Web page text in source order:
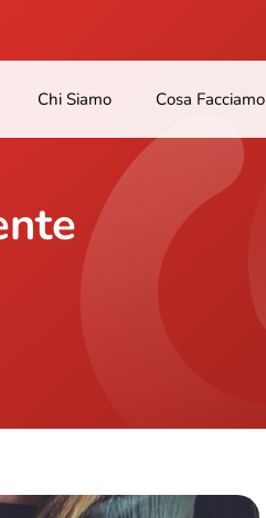
Chi Siamo Cosa Facciamo